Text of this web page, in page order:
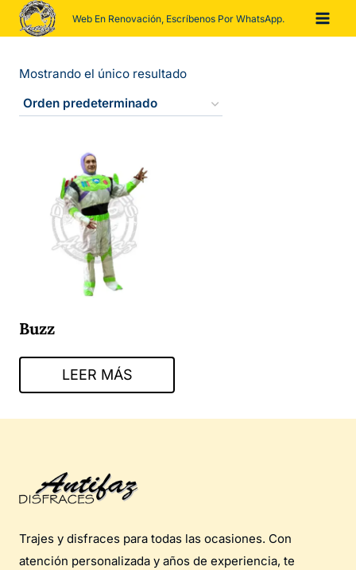
Saltar
Web En Renovación, Escríbenos Por WhatsApp.
Mostrando el único resultado
Buzz
LEER MÁS
Trajes y disfraces para todas las ocasiones. Con
atención personalizada y años de experiencia, te